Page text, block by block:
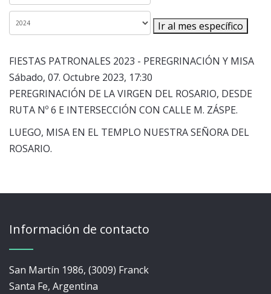
Ir al mes específico
FIESTAS PATRONALES 2023 - PEREGRINACIÓN Y MISA
Sábado, 07. Octubre 2023, 17:30
PEREGRINACIÓN DE LA VIRGEN DEL ROSARIO, DESDE
RUTA Nº 6 E INTERSECCIÓN CON CALLE M. ZÁSPE.
LUEGO, MISA EN EL TEMPLO NUESTRA SEÑORA DEL
ROSARIO.
Información de contacto
San Martín 1986, (3009) Franck
Santa Fe, Argentina